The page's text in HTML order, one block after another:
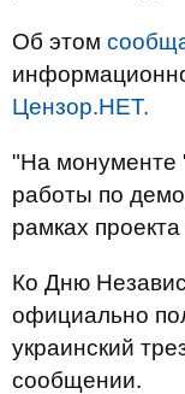
Об этом
Цензор.НЕТ.
"На монументе
работы по
рамках
Ко Дню
официально
украинский
сообщении.